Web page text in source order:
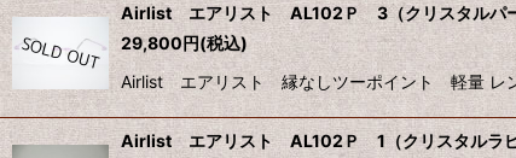
Airlist エアリスト AL102Ｐ 3（クリスタルパ
29,800円(税込)
Airlist エアリスト 縁なしツーポイント 軽量 レン
Airlist エアリスト AL102Ｐ 1（クリスタルラピ